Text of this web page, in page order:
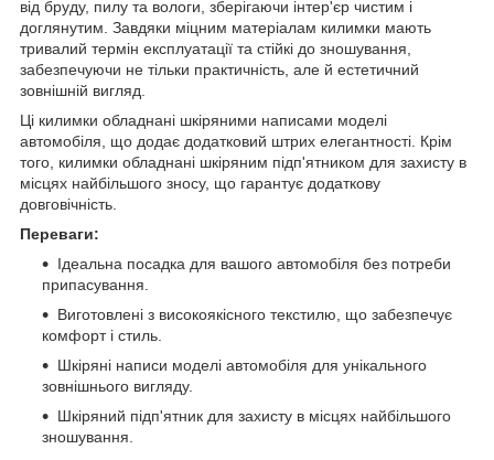
від бруду, пилу та вологи, зберігаючи інтер'єр чистим і
доглянутим. Завдяки міцним матеріалам килимки мають
тривалий термін експлуатації та стійкі до зношування,
забезпечуючи не тільки практичність, але й естетичний
зовнішній вигляд.
Ці килимки обладнані шкіряними написами моделі
автомобіля, що додає додатковий штрих елегантності. Крім
того, килимки обладнані шкіряним підп'ятником для захисту в
місцях найбільшого зносу, що гарантує додаткову
довговічність.
Переваги:
Ідеальна посадка для вашого автомобіля без потреби
припасування.
Виготовлені з високоякісного текстилю, що забезпечує
комфорт і стиль.
Шкіряні написи моделі автомобіля для унікального
зовнішнього вигляду.
Шкіряний підп'ятник для захисту в місцях найбільшого
зношування.